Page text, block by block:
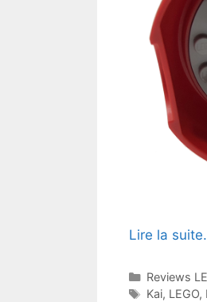
Lire la
Catégories
Reviews
Étiquettes
Kai, LEGO,